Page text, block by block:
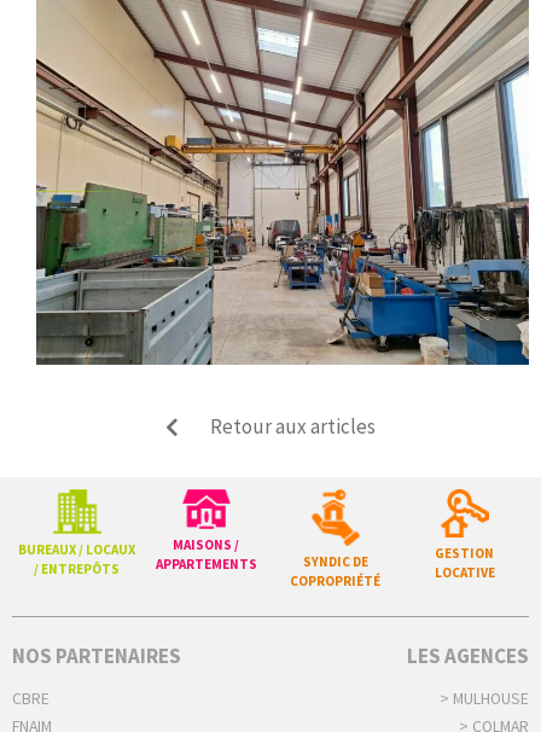
Retour aux articles
BUREAUX / LOCAUX
/ ENTREPÔTS
MAISONS /
APPARTEMENTS
SYNDIC DE
COPROPRIÉTÉ
GESTION
LOCATIVE
NOS PARTENAIRES
CBRE
FNAIM
LES AGENCES
> MULHOUSE
> COLMAR